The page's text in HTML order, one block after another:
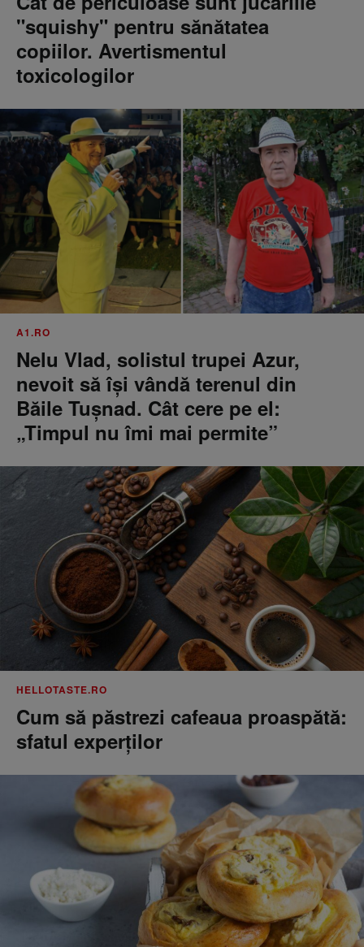
"squishy" pentru sănătatea
copiilor. Avertismentul
toxicologilor
A1.RO
Nelu Vlad, solistul trupei Azur,
nevoit să își vândă terenul din
Băile Tușnad. Cât cere pe el:
„Timpul nu îmi mai permite”
HELLOTASTE.RO
Cum să păstrezi cafeaua proaspătă:
sfatul experților